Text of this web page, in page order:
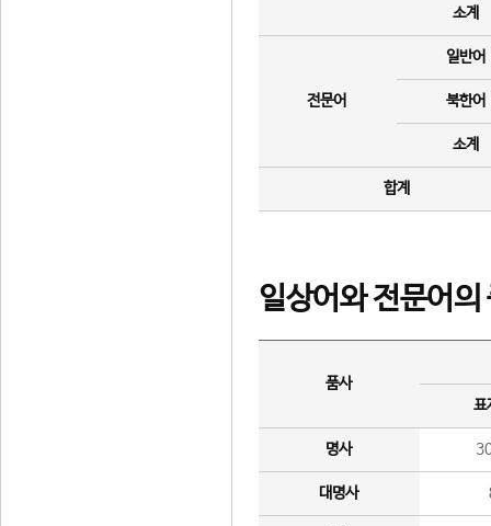
소계
전문어
일반어
북한어
소계
합계
일상어와 전문어의
품사
표
명사
대명사